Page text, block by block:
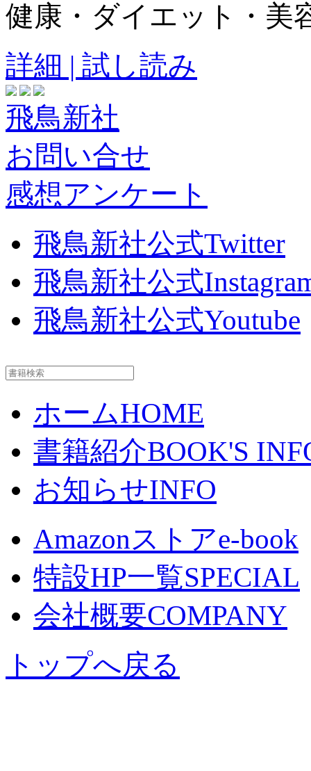
健康・ダイエット・美
詳細 | 試し読み
飛鳥新社
お問い合せ
感想アンケート
飛鳥新社公式Twitter
飛鳥新社公式
飛鳥新社公式Youtube
ホームHOME
書籍紹介BOOK'S
お知らせINFO
Amazonストアe-book
特設HP一覧SPECIAL
会社概要COMPANY
トップへ戻る